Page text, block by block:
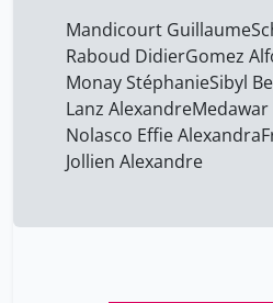
Louis-Courvoisier
Mandicourt
Medawar Lari
Monay Stéphanie
Mandicourt Guillaume
Raboud DidierGomez
Monay StéphanieSibyl
Lanz AlexandreMedawar
Nolasco Effie Alexandra
Jollien Alexandre